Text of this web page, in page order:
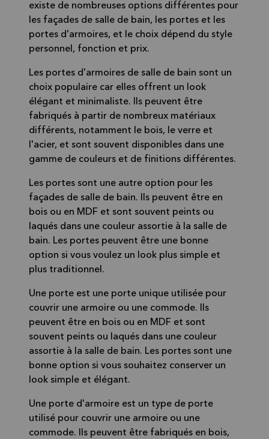
existe de nombreuses options différentes pour
les façades de salle de bain, les portes et les
portes d'armoires, et le choix dépend du style
personnel, fonction et prix.
Les portes d'armoires de salle de bain sont un
choix populaire car elles offrent un look
élégant et minimaliste. Ils peuvent être
fabriqués à partir de nombreux matériaux
différents, notamment le bois, le verre et
l'acier, et sont souvent disponibles dans une
gamme de couleurs et de finitions différentes.
Les portes sont une autre option pour les
façades de salle de bain. Ils peuvent être en
bois ou en MDF et sont souvent peints ou
laqués dans une couleur assortie à la salle de
bain. Les portes peuvent être une bonne
option si vous voulez un look plus simple et
plus traditionnel.
Une porte est une porte unique utilisée pour
couvrir une armoire ou une commode. Ils
peuvent être en bois ou en MDF et sont
souvent peints ou laqués dans une couleur
assortie à la salle de bain. Les portes sont une
bonne option si vous souhaitez conserver un
look simple et élégant.
Une porte d'armoire est un type de porte
utilisé pour couvrir une armoire ou une
commode. Ils peuvent être fabriqués en bois,